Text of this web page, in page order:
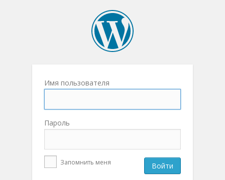
Имя пользователя
Пароль
Запомнить меня